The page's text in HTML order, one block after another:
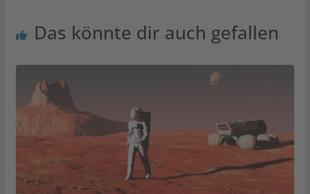
Das könnte dir auch gefallen